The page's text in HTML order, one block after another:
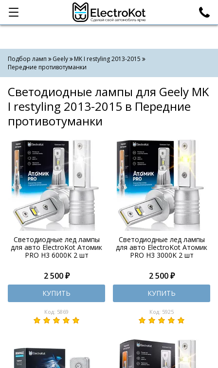
Категории Поиск
Подбор ламп Geely
MK I restyling 2013-2015
Передние противотуманки
Светодиодные лампы для Geely MK
I restyling 2013-2015 в Передние
противотуманки
Светодиодные лед лампы
для авто ElectroKot Атомик
PRO H3 6000K 2 шт
2 500 ₽
КУПИТЬ
Код: 5869
Светодиодные лед лампы
для авто ElectroKot Атомик
PRO H3 3000K 2 шт
2 500 ₽
КУПИТЬ
Код: 5925